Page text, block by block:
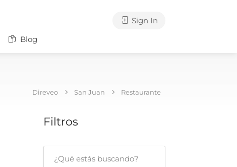
Blog
Sign In
Direveo San Juan Restaurante
Filtros